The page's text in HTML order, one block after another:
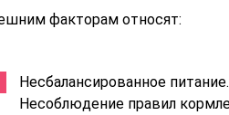
факторам относят:
Несбалансированное питание.
Несоблюдение правил